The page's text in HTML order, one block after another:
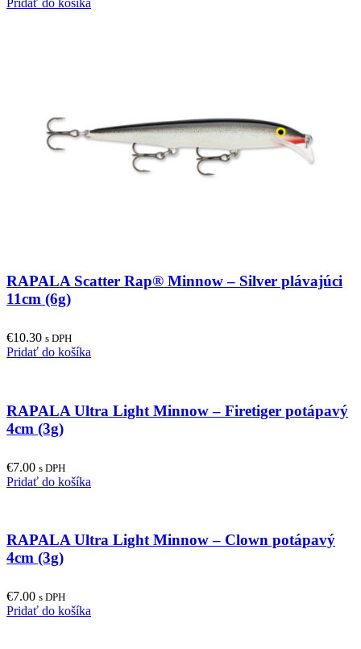
RAPALA Scatter Rap® Minnow – Silver plávajúci
11cm (6g)
€10.30 s DPH
Pridať do košíka
RAPALA Ultra Light Minnow – Firetiger potápavý
4cm (3g)
€7.00 s DPH
Pridať do košíka
RAPALA Ultra Light Minnow – Clown potápavý
4cm (3g)
€7.00 s DPH
Pridať do košíka